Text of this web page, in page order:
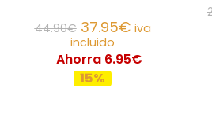
44.90€ 37.95€ iva
incluido
Ahorra 6.95€
15%